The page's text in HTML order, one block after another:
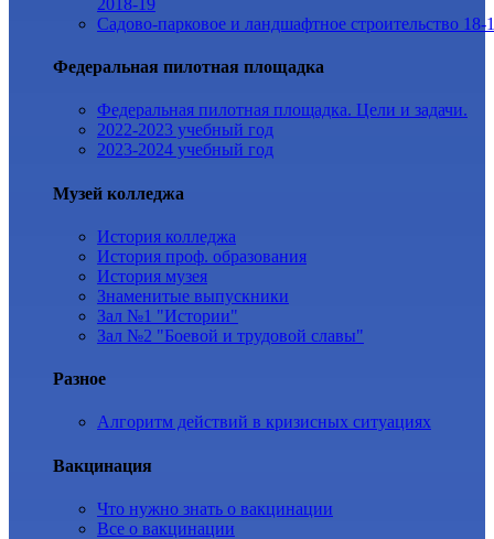
Садово-парковое и ландшафтное строительство 18-
Федеральная пилотная площадка
Федеральная пилотная площадка. Цели и задачи.
2022-2023 учебный год
2023-2024 учебный год
Музей колледжа
История колледжа
История проф. образования
История музея
Знаменитые выпускники
Зал №1 "Истории"
Зал №2 "Боевой и трудовой славы"
Разное
Алгоритм действий в кризисных ситуациях
Вакцинация
Что нужно знать о вакцинации
Все о вакцинации